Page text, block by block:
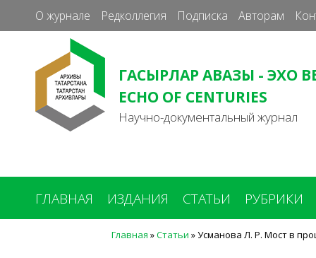
О журнале Редколлегия Подписка Авторам
ГАСЫРЛАР АВАЗЫ - ЭХО
ECHO OF CENTURIES
Научно-документальный журнал
ГЛАВНАЯ ИЗДАНИЯ СТАТЬИ РУБРИКИ
Главная »Статьи »Усманова Л. Р. Мост в